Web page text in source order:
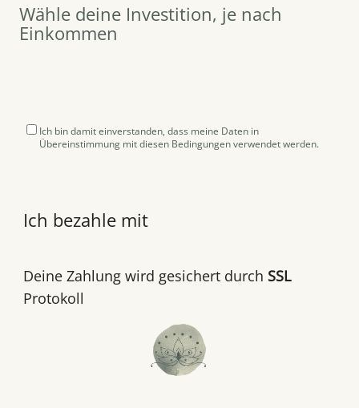
Wähle deine Investition, je nach
Einkommen
Ich bin damit einverstanden, dass meine Daten in
Übereinstimmung mit diesen Bedingungen verwendet werden.
Ich bezahle mit
Deine Zahlung wird gesichert durch SSL
Protokoll